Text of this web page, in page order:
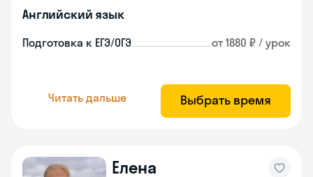
Английский язык
Подготовка к ЕГЭ/ОГЭ от 1880 ₽ / урок
Читать дальше Выбрать время
Елена